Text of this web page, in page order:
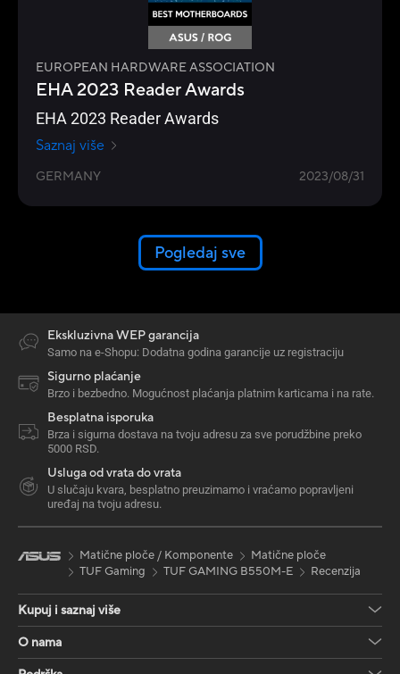
EUROPEAN HARDWARE ASSOCIATION
EHA 2023 Reader Awards
EHA 2023 Reader Awards
Saznaj više
GERMANY 2023/08/31
Pogledaj sve
Ekskluzivna WEP garancija
Samo na e-Shopu: Dodatna godina garancije uz registraciju
Sigurno plaćanje
Brzo i bezbedno. Mogućnost plaćanja platnim karticama i na rate.
Besplatna isporuka
Brza i sigurna dostava na tvoju adresu za sve porudžbine preko
5000 RSD.
Usluga od vrata do vrata
U slučaju kvara, besplatno preuzimamo i vraćamo popravljeni
uređaj na tvoju adresu.
Matične ploče / Komponente
Matične ploče
TUF Gaming
TUF GAMING B550M-E Recenzija
Kupuj i saznaj više
O nama